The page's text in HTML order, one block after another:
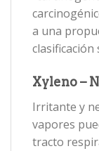
a una
clasificación
Xyleno –
Irritante y
vapores
tracto